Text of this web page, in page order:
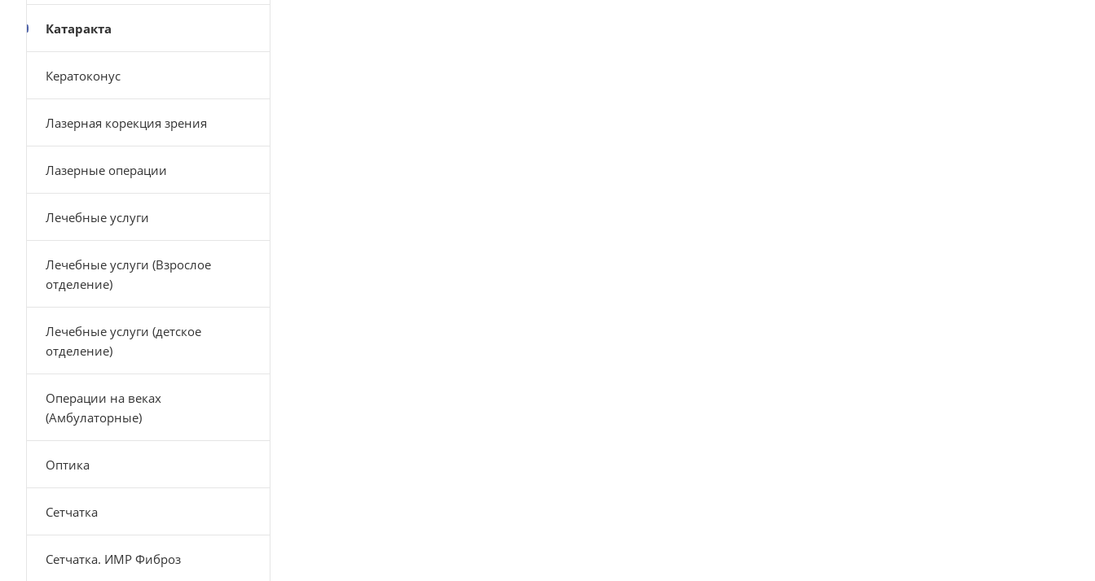
Катаракта
Кератоконус
Лазерная корекция зрения
Лазерные операции
Лечебные услуги
Лечебные услуги (Взрослое
отделение)
Лечебные услуги (детское
отделение)
Операции на веках
(Амбулаторные)
Оптика
Сетчатка
Сетчатка. ИМР Фиброз